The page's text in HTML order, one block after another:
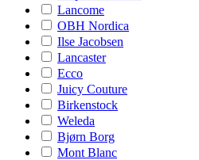
Lancome
OBH Nordica
Ilse Jacobsen
Lancaster
Ecco
Juicy Couture
Birkenstock
Weleda
Bjørn Borg
Mont Blanc